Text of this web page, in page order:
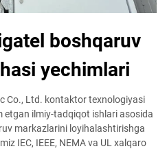
boshqaruv
yechimlari
Co., Ltd. kontaktor texnologiyasi
etgan ilmiy-tadqiqot ishlari asosida
markazlarini loyihalashtirishga
IEC, IEEE, NEMA va UL xalqaro